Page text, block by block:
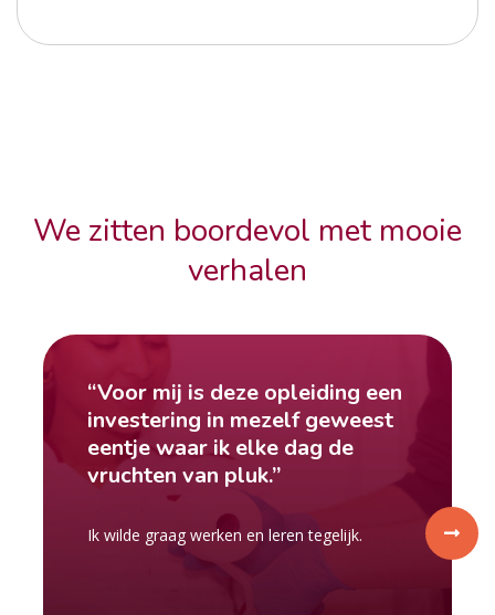
We zitten boordevol met mooie
verhalen
“Voor mij is deze opleiding een
investering in mezelf geweest
eentje waar ik elke dag de
vruchten van pluk.”
Ik wilde graag werken en leren tegelijk.